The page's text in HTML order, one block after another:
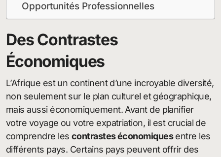
Opportunités Professionnelles
Des Contrastes
Économiques
L’Afrique est un continent d’une incroyable diversité,
non seulement sur le plan culturel et géographique,
mais aussi économiquement. Avant de planifier
votre voyage ou votre expatriation, il est crucial de
comprendre les contrastes économiquesentre les
différents pays. Certains pays peuvent offrir des